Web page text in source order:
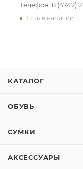
Телефон: 8 (4742)
Есть в наличии
КАТАЛОГ
ОБУВЬ
СУМКИ
АКСЕССУАРЫ